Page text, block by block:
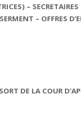
–
– OFFRES
DE LA COUR